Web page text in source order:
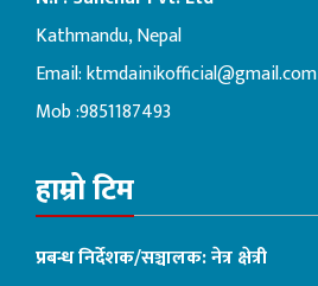
Kathmandu, Nepal
Email:ktmdainikofficial@gmail.com
Mob :9851187493
हाम्रो टिम
प्रबन्ध निर्देशक/सञ्चालक: नेत्र क्षेत्री